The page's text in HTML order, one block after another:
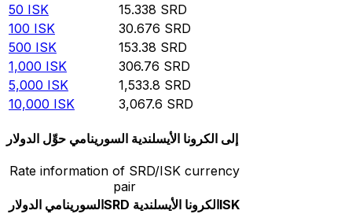
50 ISK 15.338 SRD
100 ISK 30.676 SRD
500 ISK 153.38 SRD
1,000 ISK 306.76 SRD
5,000 ISK 1,533.8 SRD
10,000 ISK 3,067.6 SRD
حوِّل الدولار ‎السورينامي‎ إلى الكرونا الأيسلندية
Rate information of SRD/ISK currency
pair
SRD الكرونا الأيسلنديةISK